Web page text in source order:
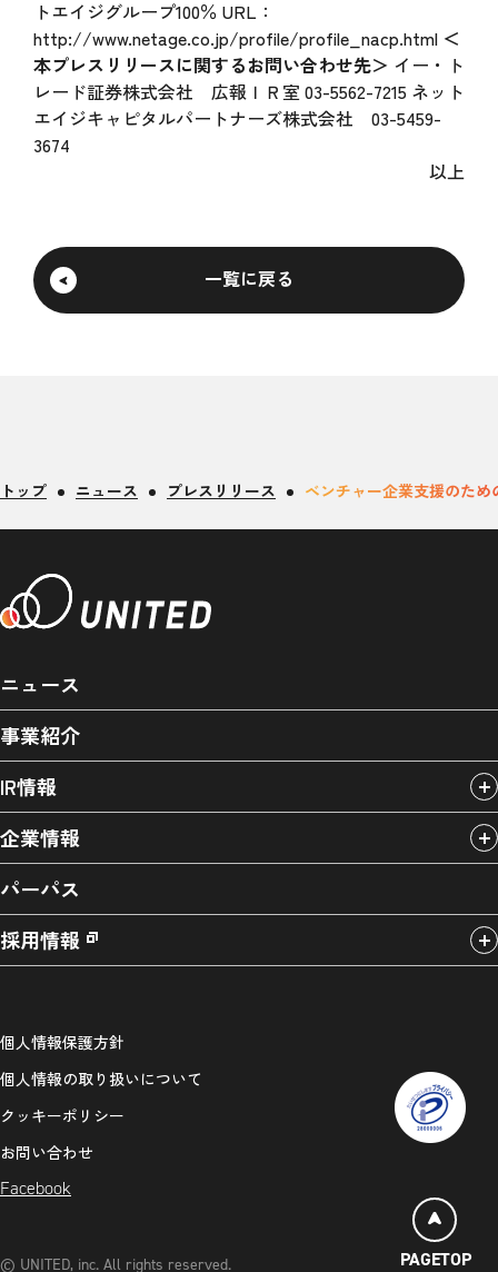
トエイジグループ100％ URL：
http://www.netage.co.jp/profile/profile_nacp.html ＜
本プレスリリースに関するお問い合わせ先＞ イー・ト
レード証券株式会社 広報ＩＲ室 03-5562-7215 ネット
エイジキャピタルパートナーズ株式会社 03-5459-
3674
以上
一覧に戻る
トップ ニュース プレスリリース ベンチャー企業支援のた
PAGETOP
ニュース
事業紹介
IR情報
企業情報
パーパス
採用情報
個人情報保護方針
個人情報の取り扱いについて
クッキーポリシー
お問い合わせ
Facebook
© UNITED, inc. All rights reserved.